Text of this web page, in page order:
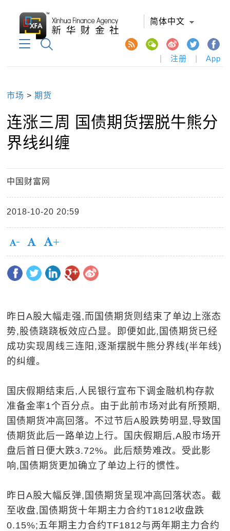
简体中文
注册 App
市场 >期货
​连涨三周 国债期货摆脱牛熊分
界线纠缠
中国财富网
2018-10-20 20:59
昨日A股大幅走强,而国债期货则结束了单边上涨态
势,股债跷跷板效应凸显。即便如此,国债期货已经
成功实现周线三连阳,逐渐摆脱牛熊分界线(半年线)
的纠缠。
国庆假期结束后,人民银行宣布下调金融机构存款
准备金率1个百分点。由于此前市场对此有所预期,
国债期货冲高回落。不过节后A股跌势明显,导致国
债期货此后一路单边上行。国庆假期后,A股市场开
盘后首日便大跌3.72%。此后颓势难改。受此影
响,国债期货更加确立了单边上行的惯性。
昨日A股大幅反弹,国债期货呈现冲高回落状态。截
至收盘,国债期货十年期主力合约T1812收盘跌
0.15%;五年期主力合约TF1812与两年期主力合约